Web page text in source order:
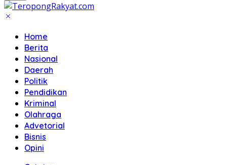
Home
Berita
Nasional
Daerah
Politik
Pendidikan
Kriminal
Olahraga
Advetorial
Bisnis
Opini